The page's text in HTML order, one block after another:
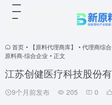
首页 • 【原料代理商库】 • 代理商综合
原料商-综合企业 • 正文
江苏创健医疗科技股份
9个月前发布 205 0